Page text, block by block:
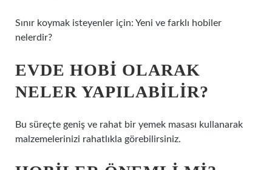
Sınır koymak isteyenler için: Yeni ve farklı hobiler
nelerdir?
EVDE HOBI OLARAK
NELER YAPILABILIR?
Bu süreçte geniş ve rahat bir yemek masası kullanarak
malzemelerinizi rahatlıkla görebilirsiniz.